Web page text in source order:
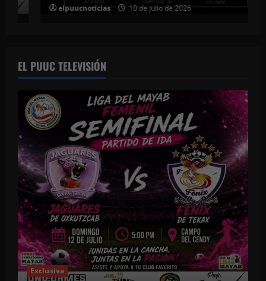
elpuucnoticias 10 de julio de 2026
EL PUUC TELEVISIÓN
Exclusiva